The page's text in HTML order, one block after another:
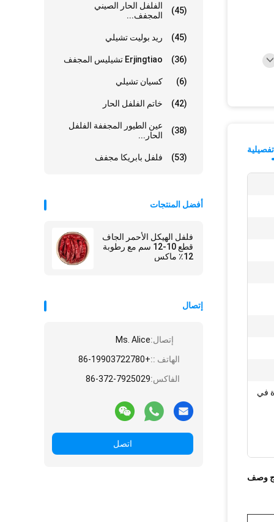
الفلفل الحار الصيني
المجفف...
(45)
ريد بوليت تشيلي (45)
Erjingtiao تشيليس المجفف (36)
كسيان تشيلي (6)
خاتم الفلفل الحار (42)
عين الطيور المجففة الفلفل
الحار...
(38)
فلفل بابريكا مجفف (53)
أفضل المنتجات
فلفل الهيكل الأحمر الجاف
قطع 10-12 سم مع رطوبة
12٪ ماكس
إتصال
إتصال:Ms. Alice
الهاتف ::+86-19903722780
الفاكس:86-372-7925029
اتصل
في
وصف